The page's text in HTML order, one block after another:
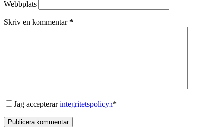
Webbplats
Skriv en kommentar*
Jag accepterarintegritetspolicyn*
Publicera kommentar